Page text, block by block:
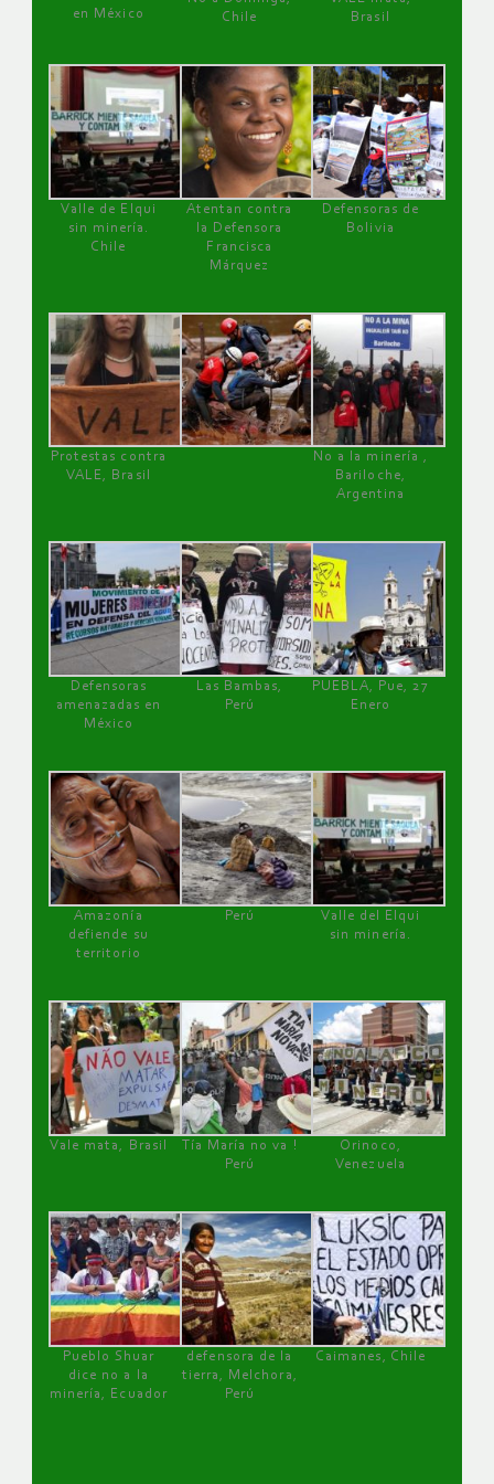
en México
Chile
Brasil
Valle de Elqui
sin minería.
Chile
Atentan contra
la Defensora
Francisca
Márquez
Defensoras de
Bolivia
Protestas contra
VALE, Brasil
No a la minería ,
Bariloche,
Argentina
Defensoras
amenazadas en
México
Las Bambas,
Perú
PUEBLA, Pue, 27
Enero
Amazonía
defiende su
territorio
Perú
Valle del Elqui
sin minería.
Vale mata, Brasil
Tía María no va !
Perú
Orinoco,
Venezuela
Pueblo Shuar
dice no a la
minería, Ecuador
defensora de la
tierra, Melchora,
Perú
Caimanes, Chile